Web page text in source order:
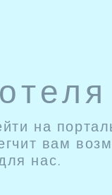
на
вам
нас.